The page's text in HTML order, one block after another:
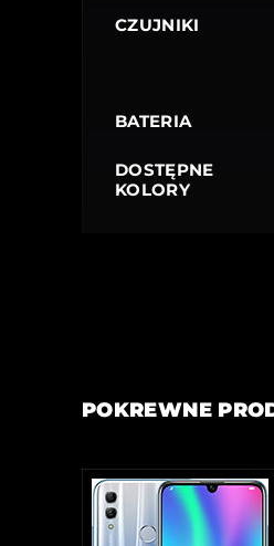
CZUJNIKI
BATERIA
DOSTĘPNE
KOLORY
POKREWNE